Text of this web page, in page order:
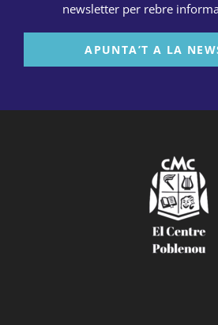
newsletter per rebre
APUNTA’T A LA